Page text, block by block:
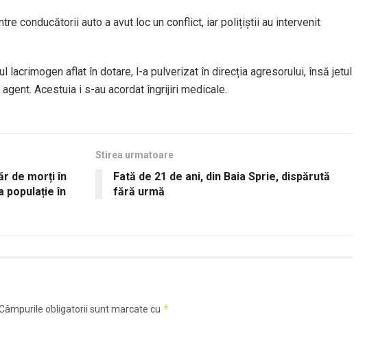
conducătorii auto a avut loc un conflict, iar polițiștii au intervenit
lacrimogen aflat în dotare, l-a pulverizat în direcția agresorului, însă jetul
Acestuia i s-au acordat îngrijiri medicale.
de morți în
populație în
Stirea urmatoare
Fată de 21 de ani, din Baia Sprie, dispărută
fără urmă
obligatorii sunt marcate cu *